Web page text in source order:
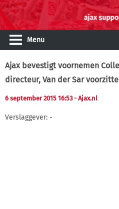
Menu
Ajax bevestigt voornemen
directeur, Van der Sar
6 september 2015 16:53- Ajax.nl
Verslaggever: -